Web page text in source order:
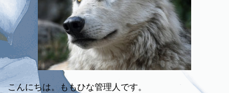
こんにちは。ももひな管理人です。